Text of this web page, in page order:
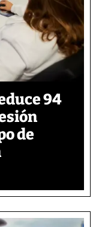
94
de